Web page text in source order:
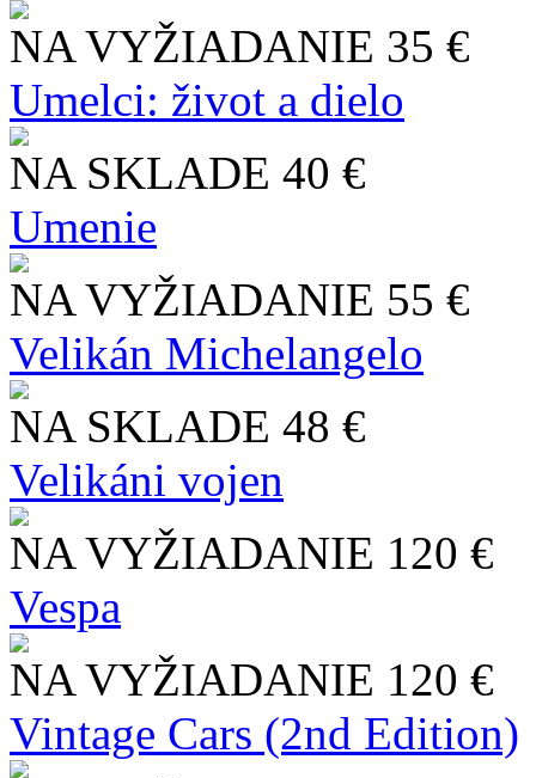
NA VYŽIADANIE 35 €
Umelci: život a dielo
NA SKLADE 40 €
Umenie
NA VYŽIADANIE 55 €
Velikán Michelangelo
NA SKLADE 48 €
Velikáni vojen
NA VYŽIADANIE 120 €
Vespa
NA VYŽIADANIE 120 €
Vintage Cars (2nd Edition)